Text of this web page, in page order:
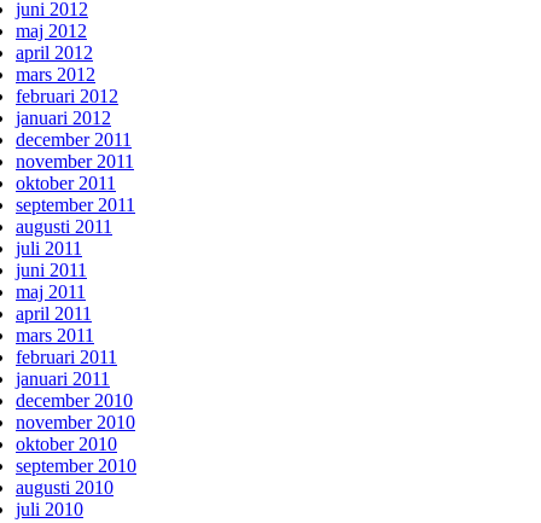
juni 2012
maj 2012
april 2012
mars 2012
februari 2012
januari 2012
december 2011
november 2011
oktober 2011
september 2011
augusti 2011
juli 2011
juni 2011
maj 2011
april 2011
mars 2011
februari 2011
januari 2011
december 2010
november 2010
oktober 2010
september 2010
augusti 2010
juli 2010